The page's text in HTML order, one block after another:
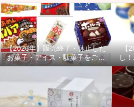
【2026年】販売終了・休止した
お菓子・アイス・駄菓子をご紹
介！
【
し